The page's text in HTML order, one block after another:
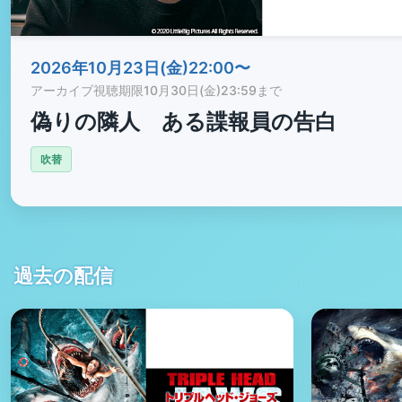
2026年10月23日(金)22:00〜
アーカイブ視聴期限10月30日(金)23:59まで
偽りの隣人 ある諜報員の告白
吹替
過去の配信